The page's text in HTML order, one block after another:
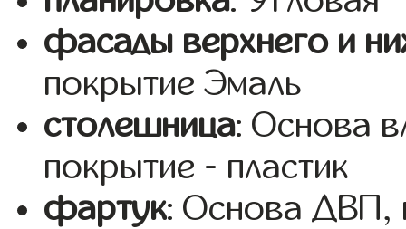
фасады верхнего и
покрытие Эмаль
столешница: Основа
покрытие - пластик
фартук: Основа ДВП,